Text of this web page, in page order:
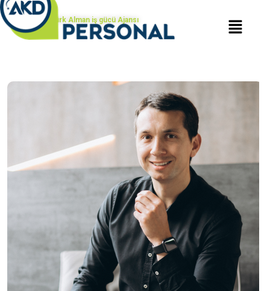
Türk Alman iş gücü Ajansı